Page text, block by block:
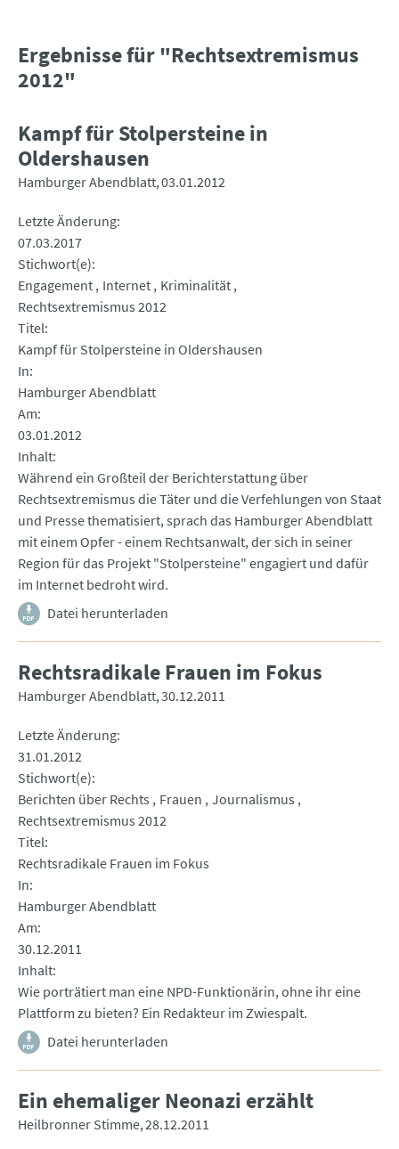
Ergebnisse für "Rechtsextremismus
2012"
Kampf für Stolpersteine in
Oldershausen
Hamburger Abendblatt 03.01.2012
Letzte Änderung
07.03.2017
Stichwort(e)
Engagement Internet Kriminalität
Rechtsextremismus 2012
Titel
Kampf für Stolpersteine in Oldershausen
In
Hamburger Abendblatt
Am
03.01.2012
Inhalt
Während ein Großteil der Berichterstattung über
Rechtsextremismus die Täter und die Verfehlungen von Staat
und Presse thematisiert, sprach das Hamburger Abendblatt
mit einem Opfer - einem Rechtsanwalt, der sich in seiner
Region für das Projekt "Stolpersteine" engagiert und dafür
im Internet bedroht wird.
Datei herunterladen
Rechtsradikale Frauen im Fokus
Hamburger Abendblatt 30.12.2011
Letzte Änderung
31.01.2012
Stichwort(e)
Berichten über Rechts
Frauen Journalismus
Rechtsextremismus 2012
Titel
Rechtsradikale Frauen im Fokus
In
Hamburger Abendblatt
Am
30.12.2011
Inhalt
Wie porträtiert man eine NPD-Funktionärin, ohne ihr eine
Plattform zu bieten? Ein Redakteur im Zwiespalt.
Datei herunterladen
Ein ehemaliger Neonazi erzählt
Heilbronner Stimme 28.12.2011